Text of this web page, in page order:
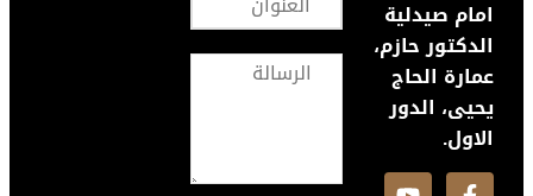
امام صيدلية
الدكتور حازم،
عمارة الحاج
يحيى، الدور
الاول.